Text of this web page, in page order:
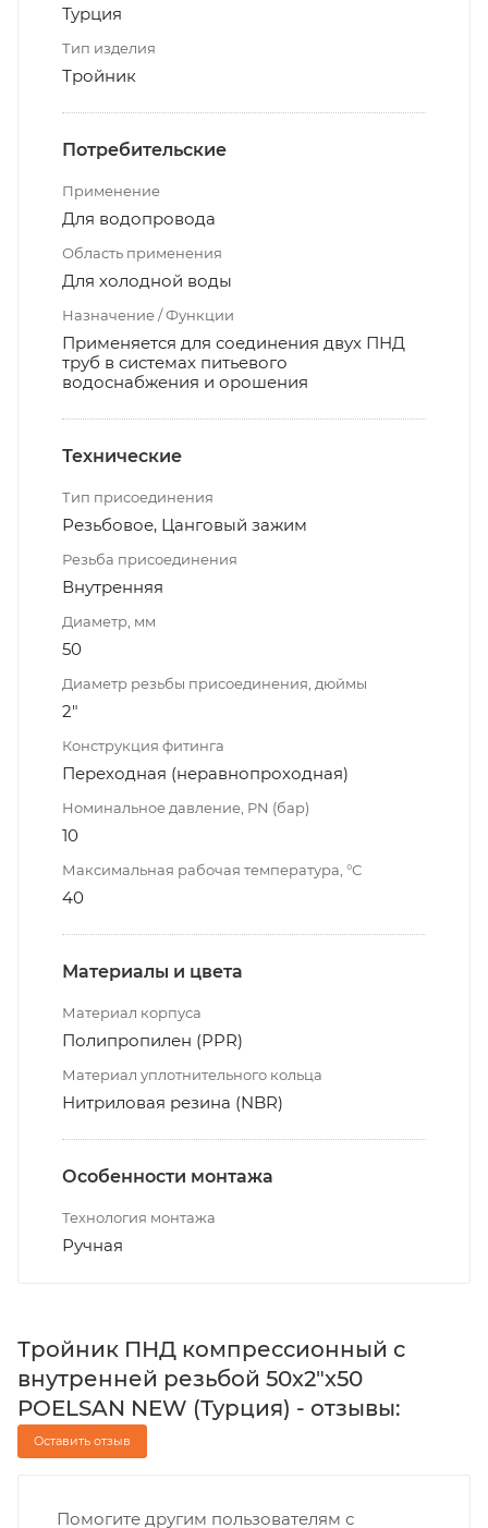
Турция
Тип изделия
Тройник
Потребительские
Применение
Для водопровода
Область применения
Для холодной воды
Назначение / Функции
Применяется для соединения двух ПНД
труб в системах питьевого
водоснабжения и орошения
Технические
Тип присоединения
Резьбовое, Цанговый зажим
Резьба присоединения
Внутренняя
Диаметр, мм
50
Диаметр резьбы присоединения, дюймы
2"
Конструкция фитинга
Переходная (неравнопроходная)
Номинальное давление, PN (бар)
10
Максимальная рабочая температура, °С
40
Материалы и цвета
Материал корпуса
Полипропилен (PPR)
Материал уплотнительного кольца
Нитриловая резина (NBR)
Особенности монтажа
Технология монтажа
Ручная
Тройник ПНД компрессионный с
внутренней резьбой 50х2"х50
POELSAN NEW (Турция) - отзывы:
Оставить отзыв
Помогите другим пользователям с